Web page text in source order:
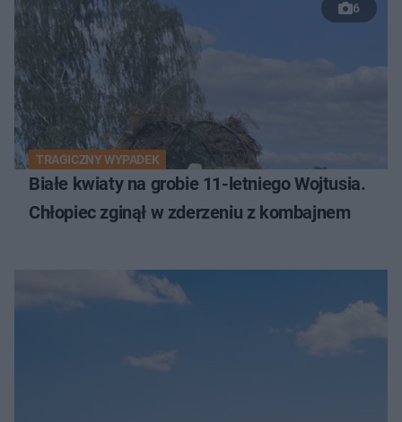
6
TRAGICZNY WYPADEK
Białe kwiaty na grobie 11-letniego Wojtusia.
Chłopiec zginął w zderzeniu z kombajnem